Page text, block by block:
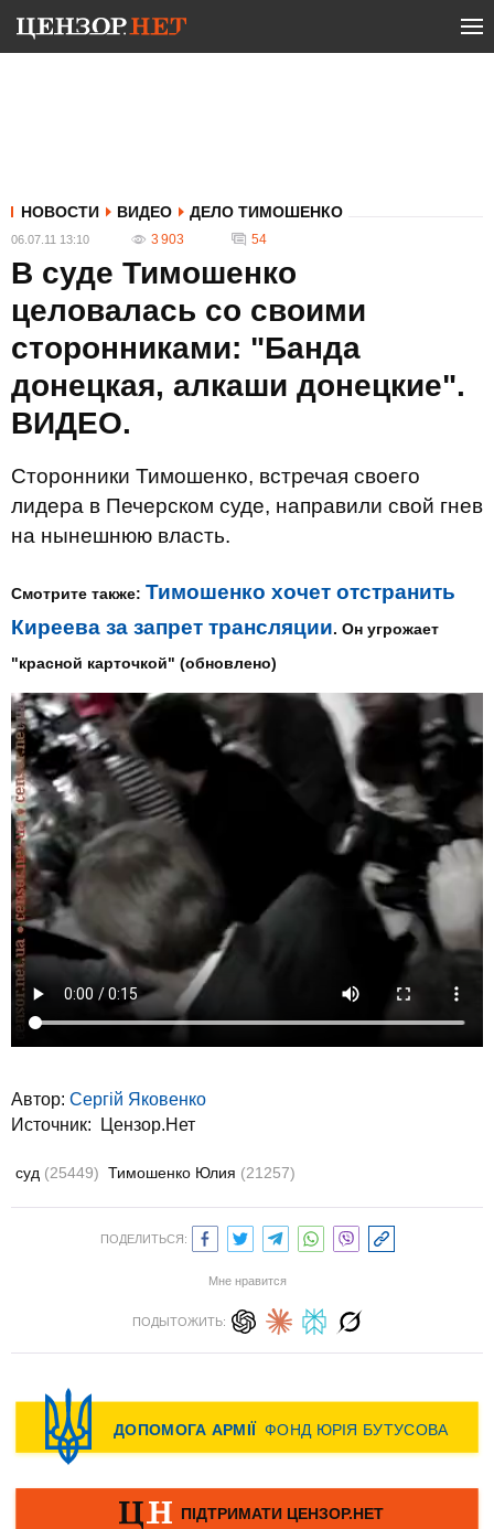
НОВОСТИ ВИДЕО ДЕЛО ТИМОШЕНКО
06.07.11 13:10 3 903 54
В суде Тимошенко
целовалась со своими
сторонниками: "Банда
донецкая, алкаши донецкие".
ВИДЕО.
Сторонники Тимошенко, встречая своего
лидера в Печерском суде, направили свой гнев
на нынешнюю власть.
Смотрите также: Тимошенко хочет отстранить
Киреева за запрет трансляции. Он угрожает
"красной карточкой" (обновлено)
Автор: Сергій Яковенко
Источник:
Цензор.Нет
суд (25449) Тимошенко Юлия (21257)
ПОДЕЛИТЬСЯ:
Мне нравится
ПОДЫТОЖИТЬ: